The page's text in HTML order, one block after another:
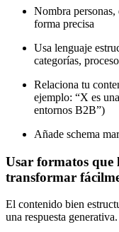
Nombra personas,
forma precisa
Usa lenguaje
categorías,
Relaciona tu
ejemplo: “X es
entornos B2B”)
Añade schema
Usar formatos que
transformar
El contenido bien
una respuesta generativa.